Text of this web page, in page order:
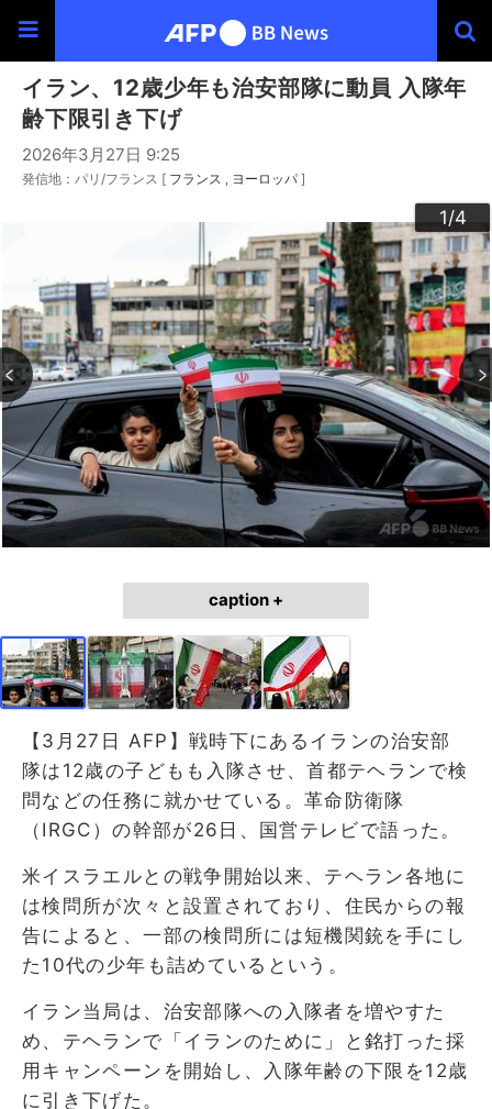
イラン、12歳少年も治安部隊に動員 入隊年
齢下限引き下げ
2026年3月27日 9:25
発信地：パリ/フランス [ フランス ヨーロッパ ]
1/4
2/4
3/4
4/4
caption +
【3月27日 AFP】戦時下にあるイランの治安部
隊は12歳の子どもも入隊させ、首都テヘランで検
問などの任務に就かせている。革命防衛隊
（IRGC）の幹部が26日、国営テレビで語った。
米イスラエルとの戦争開始以来、テヘラン各地に
は検問所が次々と設置されており、住民からの報
告によると、一部の検問所には短機関銃を手にし
た10代の少年も詰めているという。
イラン当局は、治安部隊への入隊者を増やすた
め、テヘランで「イランのために」と銘打った採
用キャンペーンを開始し、入隊年齢の下限を12歳
に引き下げた。